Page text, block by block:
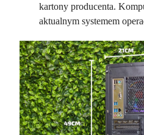
kartony producenta.
aktualnym systemem